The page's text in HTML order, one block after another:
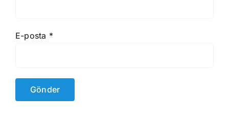
E-posta *